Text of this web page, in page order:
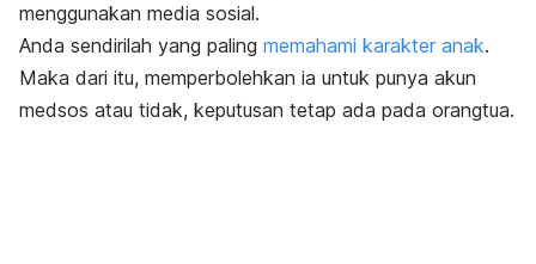
menggunakan media sosial.
Anda sendirilah yang paling memahami karakter anak.
Maka dari itu, memperbolehkan ia untuk punya akun
medsos atau tidak, keputusan tetap ada pada orangtua.